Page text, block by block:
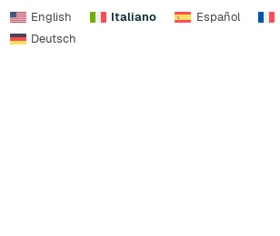
English Italiano Español
Deutsch